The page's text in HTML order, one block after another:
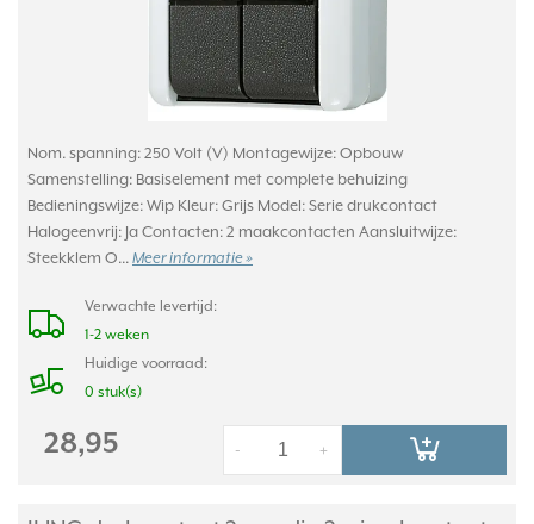
Nom. spanning: 250 Volt (V) Montagewijze: Opbouw
Samenstelling: Basiselement met complete behuizing
Bedieningswijze: Wip Kleur: Grijs Model: Serie drukcontact
Halogeenvrij: Ja Contacten: 2 maakcontacten Aansluitwijze:
Steekklem O... Meer informatie »
Verwachte levertijd:
1-2 weken
Huidige voorraad:
0 stuk(s)
28,95 +
-